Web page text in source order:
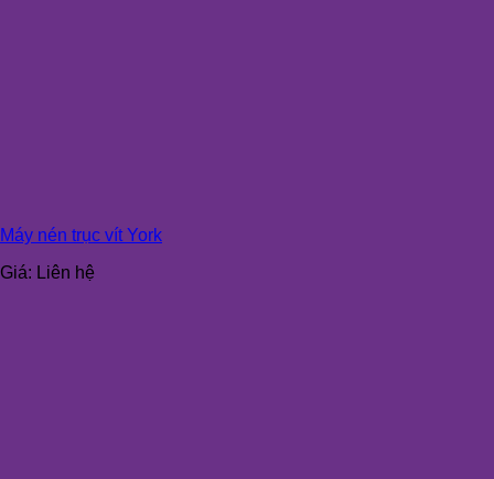
Máy nén trục vít York
Giá: Liên hệ